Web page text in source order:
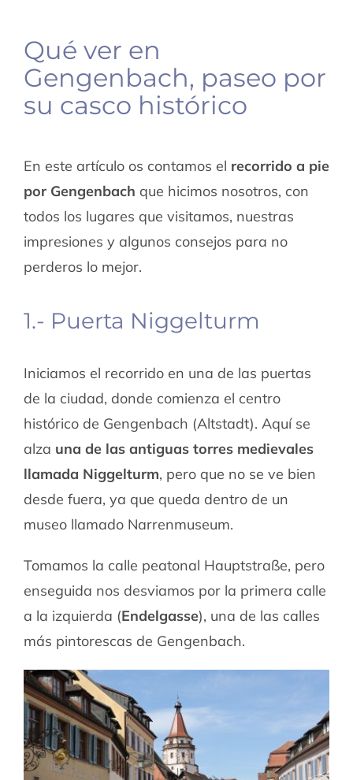
Qué ver en
Gengenbach, paseo por
su casco histórico
En este artículo os contamos el recorrido a pie
por Gengenbach que hicimos nosotros, con
todos los lugares que visitamos, nuestras
impresiones y algunos consejos para no
perderos lo mejor.
1.- Puerta Niggelturm
Iniciamos el recorrido en una de las puertas
de la ciudad, donde comienza el centro
histórico de Gengenbach (Altstadt). Aquí se
alza una de las antiguas torres medievales
llamada Niggelturm, pero que no se ve bien
desde fuera, ya que queda dentro de un
museo llamado Narrenmuseum.
Tomamos la calle peatonal Hauptstraße, pero
enseguida nos desviamos por la primera calle
a la izquierda (Endelgasse), una de las calles
más pintorescas de Gengenbach.